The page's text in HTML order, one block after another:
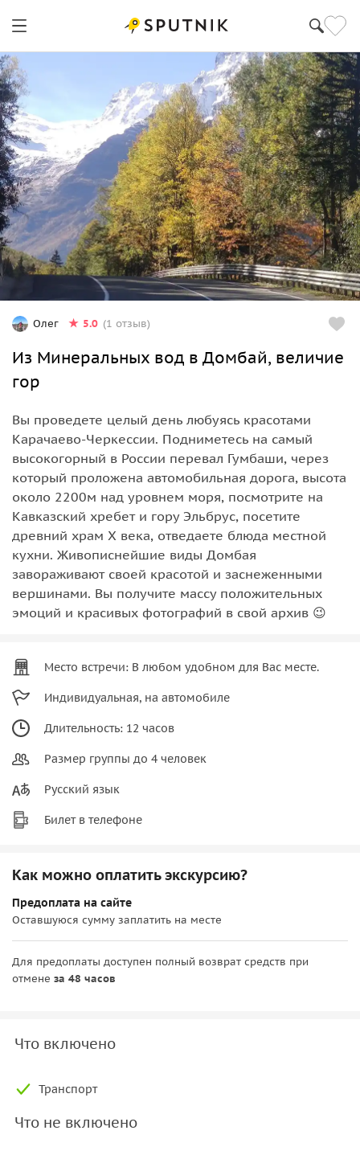
Олег 5.0 (1 отзыв)
Из Минеральных вод в Домбай, величие
гор
Вы проведете целый день любуясь красотами
Карачаево-Черкессии. Подниметесь на самый
высокогорный в России перевал Гумбаши, через
который проложена автомобильная дорога, высота
около 2200м над уровнем моря, посмотрите на
Кавказский хребет и гору Эльбрус, посетите
древний храм Х века, отведаете блюда местной
кухни. Живописнейшие виды Домбая
завораживают своей красотой и заснеженными
вершинами. Вы получите массу положительных
эмоций и красивых фотографий в свой архив 😉
Место встречи: В любом удобном для Вас месте.
Индивидуальная, на автомобиле
Длительность: 12 часов
Размер группы до 4 человек
Русский язык
Билет в телефоне
Как можно оплатить экскурсию?
Предоплата на сайте
Оставшуюся сумму заплатить на месте
Для предоплаты доступен полный возврат средств при
отмене за 48 часов
Что включено
Транспорт
Что не включено